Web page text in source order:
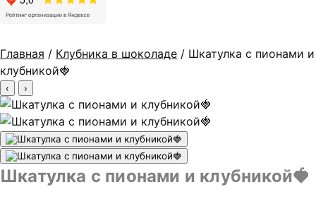
Главная / Клубника в шоколаде / Шкатулка с пионами и
клубникой🍓
‹ ›
Шкатулка с пионами и клубникой🍓